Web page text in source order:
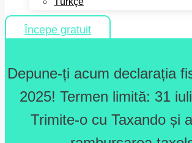
Începe gratuit
Depune-ți acum declarația
2025! Termen limită: 31
Trimite-o cu Taxando și